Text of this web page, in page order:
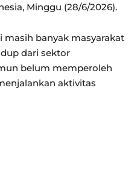
Minggu (28/6/2026).
masih banyak masyarakat
dari sektor
belum memperoleh
aktivitas